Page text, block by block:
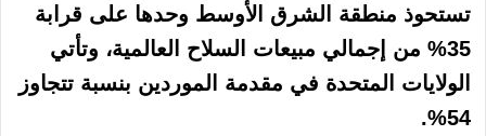
تستحوذ منطقة الشرق الأوسط وحدها على قرابة
35% من إجمالي مبيعات السلاح العالمية، وتأتي
الولايات المتحدة في مقدمة الموردين بنسبة تتجاوز
54%.